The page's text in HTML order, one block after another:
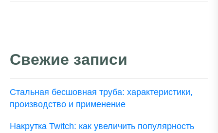
Свежие записи
Стальная бесшовная труба: характеристики,
производство и применение
Накрутка Twitch: как увеличить популярность